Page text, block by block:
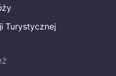
Turystycznej